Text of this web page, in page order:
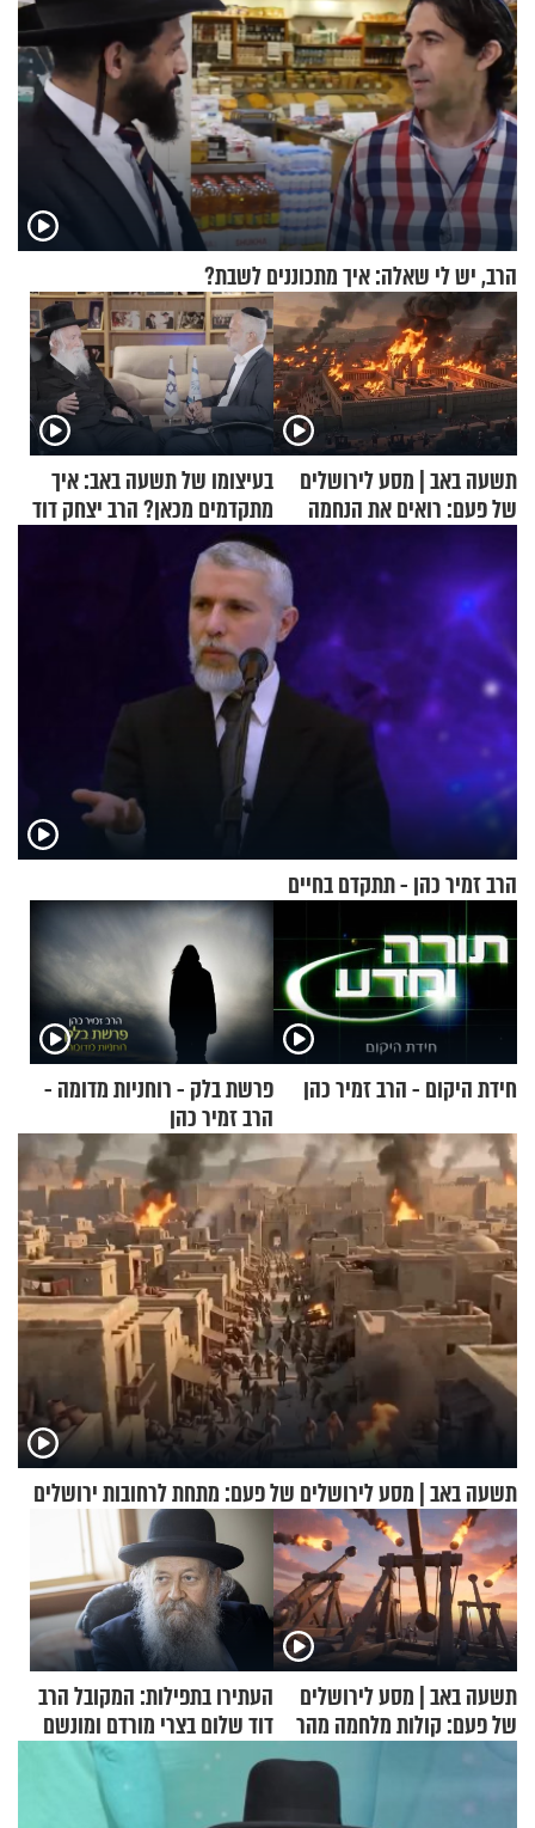
הרב, יש לי שאלה: איך מתכוננים לשבת?
תשעה באב | מסע לירושלים
של פעם: רואים את הנחמה
בעיצומו של תשעה באב: איך
מתקדמים מכאן? הרב יצחק דוד
גרוסמן בשיחה מיוחדת
הרב זמיר כהן - תתקדם בחיים
חידת היקום - הרב זמיר כהן
פרשת בלק - רוחניות מדומה -
הרב זמיר כהן
תשעה באב | מסע לירושלים של פעם: מתחת לרחובות ירושלים
תשעה באב | מסע לירושלים
של פעם: קולות מלחמה מהר
הזיתים
העתירו בתפילות: המקובל הרב
דוד שלום בצרי מורדם ומונשם